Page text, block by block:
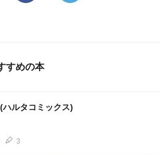
すめの本
ハルタコミックス)
3